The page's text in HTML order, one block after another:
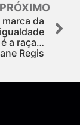
PRÓXIMO
marca da
a raça…
Regis